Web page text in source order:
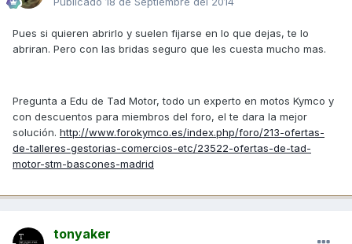
Pues si quieren abrirlo y suelen fijarse en lo que dejas, te lo
abriran. Pero con las bridas seguro que les cuesta mucho mas.
Pregunta a Edu de Tad Motor, todo un experto en motos Kymco y
con descuentos para miembros del foro, el te dara la mejor
solución. http://www.forokymco.es/index.php/foro/213-ofertas-
de-talleres-gestorias-comercios-etc/23522-ofertas-de-tad-
motor-stm-bascones-madrid
tonyaker